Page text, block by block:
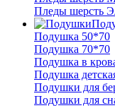
Пледы шерсть
Подушка 50*70
Подушка 70*70
Подушка в
Подушка
Подушки для
Подушки для